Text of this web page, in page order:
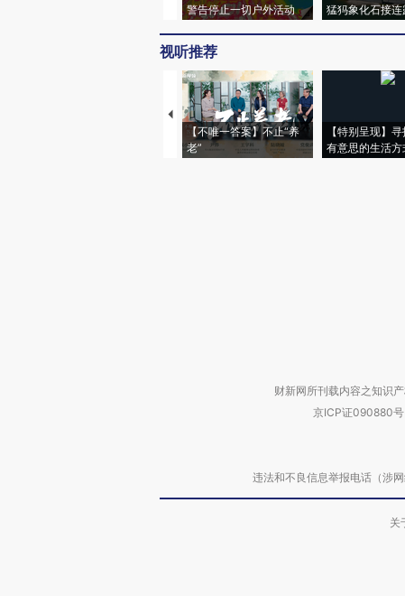
警告停止一切户外活动
猛犸象化石接连
视听推荐
【不唯一答案】不止“养
老”
【特别呈现】
有意思的生活方
财新网所刊载内容之知识
京ICP证090880号
违法和不良信息举报电话（涉
关